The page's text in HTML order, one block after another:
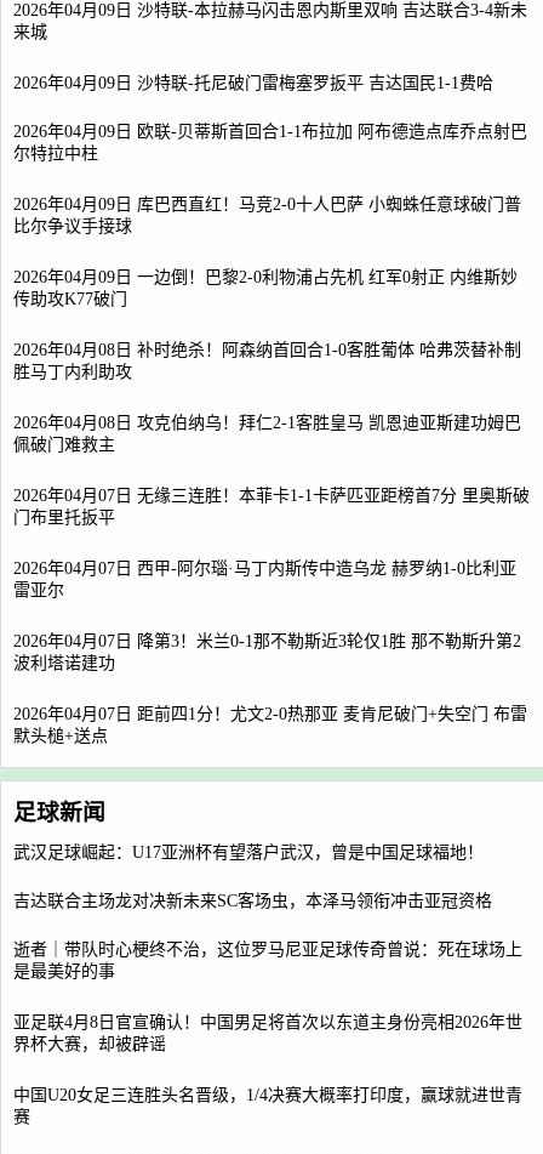
2026年04月09日 沙特联-本拉赫马闪击恩内斯里双响 吉达联合3-4新未
来城
2026年04月09日 沙特联-托尼破门雷梅塞罗扳平 吉达国民1-1费哈
2026年04月09日 欧联-贝蒂斯首回合1-1布拉加 阿布德造点库乔点射巴
尔特拉中柱
2026年04月09日 库巴西直红！马竞2-0十人巴萨 小蜘蛛任意球破门普
比尔争议手接球
2026年04月09日 一边倒！巴黎2-0利物浦占先机 红军0射正 内维斯妙
传助攻K77破门
2026年04月08日 补时绝杀！阿森纳首回合1-0客胜葡体 哈弗茨替补制
胜马丁内利助攻
2026年04月08日 攻克伯纳乌！拜仁2-1客胜皇马 凯恩迪亚斯建功姆巴
佩破门难救主
2026年04月07日 无缘三连胜！本菲卡1-1卡萨匹亚距榜首7分 里奥斯破
门布里托扳平
2026年04月07日 西甲-阿尔瑙·马丁内斯传中造乌龙 赫罗纳1-0比利亚
雷亚尔
2026年04月07日 降第3！米兰0-1那不勒斯近3轮仅1胜 那不勒斯升第2
波利塔诺建功
2026年04月07日 距前四1分！尤文2-0热那亚 麦肯尼破门+失空门 布雷
默头槌+送点
足球新闻
武汉足球崛起：U17亚洲杯有望落户武汉，曾是中国足球福地！
吉达联合主场龙对决新未来SC客场虫，本泽马领衔冲击亚冠资格
逝者｜带队时心梗终不治，这位罗马尼亚足球传奇曾说：死在球场上
是最美好的事
亚足联4月8日官宣确认！中国男足将首次以东道主身份亮相2026年世
界杯大赛，却被辟谣
中国U20女足三连胜头名晋级，1/4决赛大概率打印度，赢球就进世青
赛